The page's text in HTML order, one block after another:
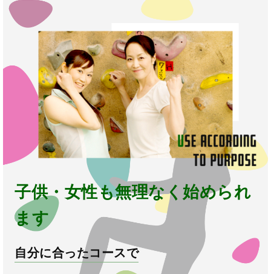
子供・女性も無理なく始められ
ます
自分に合ったコースで